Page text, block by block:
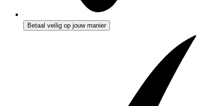
Betaal veilig op jouw manier